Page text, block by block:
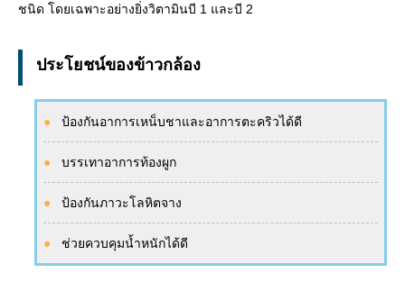
ชนิด โดยเฉพาะอย่างยิ่งวิตามินบี 1 และบี 2
ประโยชน์ของข้าวกล้อง
ป้องกันอาการเหน็บชาและอาการตะคริวได้ดี
บรรเทาอาการท้องผูก
ป้องกันภาวะโลหิตจาง
ช่วยควบคุมน้ำหนักได้ดี